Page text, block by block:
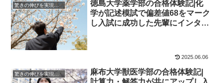
驚きの伸びを実現｜先輩列伝
徳島大学薬学部の合格体験記|化
学が記述模試で偏差値68をマーク
し入試に成功した先輩にインタビ
2025.06.06
驚きの伸びを実現｜先輩列伝
麻布大学獣医学部の合格体験記|